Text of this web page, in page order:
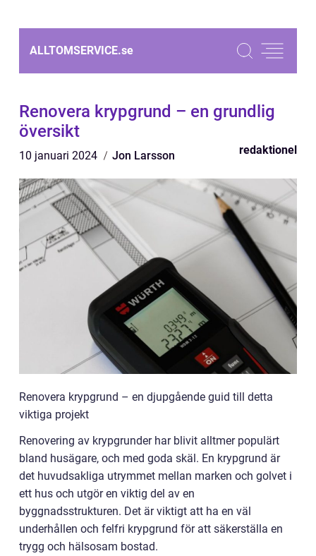
ALLTOMSERVICE.se
Renovera krypgrund – en grundlig
översikt
10 januari 2024 Jon Larsson redaktionel
Renovera krypgrund – en djupgående guid till detta
viktiga projekt
Renovering av krypgrunder har blivit alltmer populärt
bland husägare, och med goda skäl. En krypgrund är
det huvudsakliga utrymmet mellan marken och golvet i
ett hus och utgör en viktig del av en
byggnadsstrukturen. Det är viktigt att ha en väl
underhållen och felfri krypgrund för att säkerställa en
trygg och hälsosam bostad.